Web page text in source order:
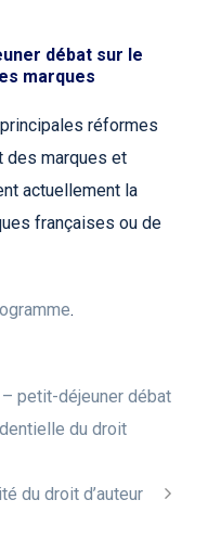
débat sur le
marques
réformes
des marques et
actuellement la
françaises ou de
.
petit-déjeuner débat
du droit
du droit d’auteur